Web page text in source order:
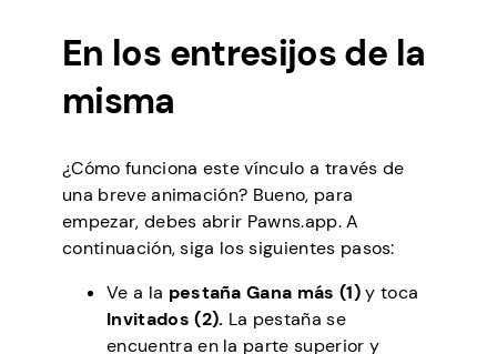
En los entresijos de la
misma
¿Cómo funciona este vínculo a través de
una breve animación? Bueno, para
empezar, debes abrir Pawns.app. A
continuación, siga los siguientes pasos:
Ve a la pestaña Gana más (1)y toca
Invitados (2). La pestaña se
encuentra en la parte superior y